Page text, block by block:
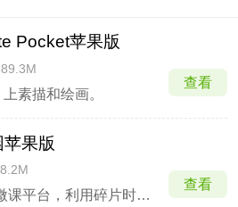
Pocket苹果版
素描和绘画。
查看
果版
趣味动画微课平台，利用碎片时间高效掌握考点。
查看